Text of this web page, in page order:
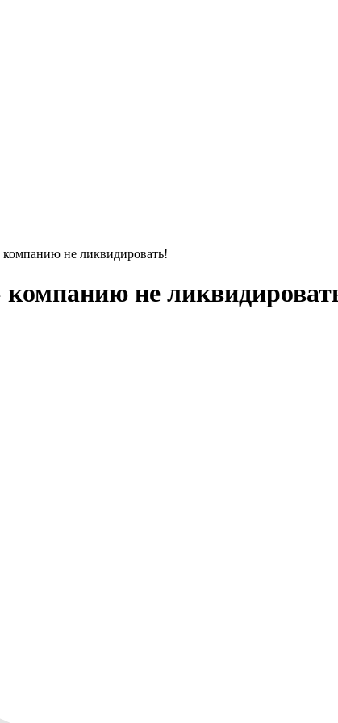
не ликвидировать!
не